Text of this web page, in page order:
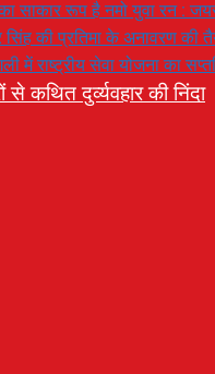
साकार रूप है नमो युवा रन :
सिंह की प्रतिमा के अनावरण की
में राष्ट्रीय सेवा योजना का
कथित दुर्व्यवहार की निंदा